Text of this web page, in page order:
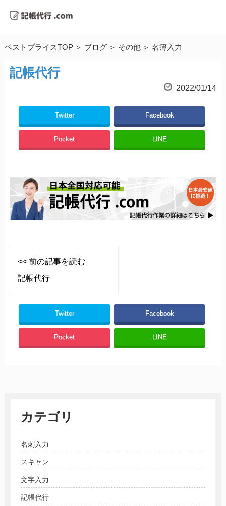
ベストプライスTOP ブログ その他 名簿入力
記帳代行
2022/01/14
Twitter Facebook
Pocket LINE
<< 前の記事を読む
記帳代行
Twitter Facebook
Pocket LINE
カテゴリ
名刺入力
スキャン
文字入力
記帳代行